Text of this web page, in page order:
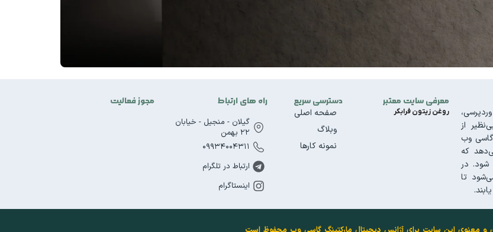
از
وب
که
در
تا
معرفی سایت معتبر
روغن زیتون فرابکر
دسترسی سریع
صفحه اصلی
وبلاگ
نمونه کارها
راه های ارتباط
گیلان - منجیل - خیابان
22 بهمن
09934004311
ارتباط در تلگرام
اینستاگرام
مجوز فعالیت